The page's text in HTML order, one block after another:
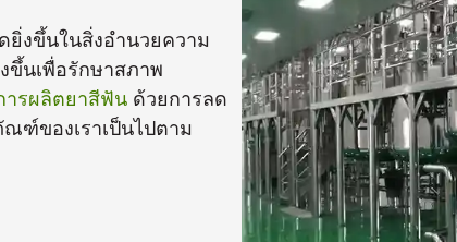
งขึ้นในสิ่งอํานวยความ
ขึ้นเพื่อรักษาสภาพ
ารผลิตยาสีฟัน ด้วยการลด
ณฑ์ของเราเป็นไปตาม